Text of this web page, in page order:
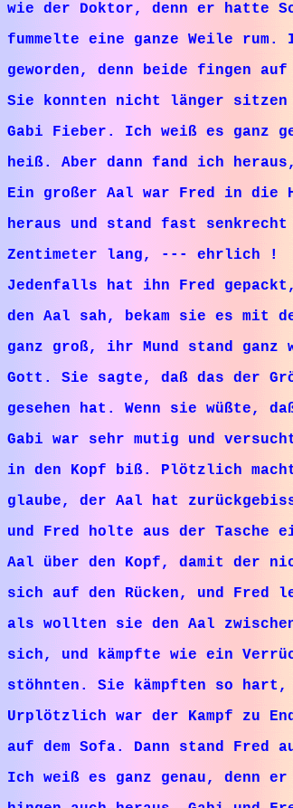
wie der Doktor, denn er hatte
fummelte eine ganze Weile
geworden, denn beide fingen
Sie konnten nicht länger sitzen
Gabi Fieber. Ich weiß es ganz
heiß. Aber dann fand ich
Ein großer Aal war Fred in die
heraus und stand fast
Zentimeter lang, --- ehrlich !
Jedenfalls hat ihn Fred
den Aal sah, bekam sie es mit
ganz groß, ihr Mund stand
Gott. Sie sagte, daß das der
gesehen hat. Wenn sie wüßte,
Gabi war sehr mutig und
in den Kopf biß. Plötzlich
glaube, der Aal hat
und Fred holte aus der Tasche
Aal über den Kopf, damit der
sich auf den Rücken, und Fred
als wollten sie den Aal
sich, und kämpfte wie ein
stöhnten. Sie kämpften so hart,
Urplötzlich war der Kampf zu
auf dem Sofa. Dann stand
Ich weiß es ganz genau, denn